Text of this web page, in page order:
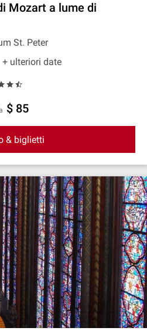
Mozart a lume di
St. Peter
+ ulteriori date
$ 85
& biglietti